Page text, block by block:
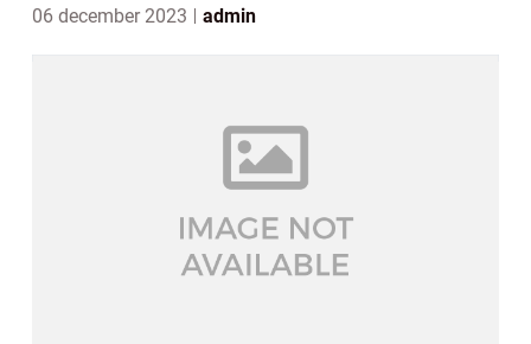
06 december 2023 admin